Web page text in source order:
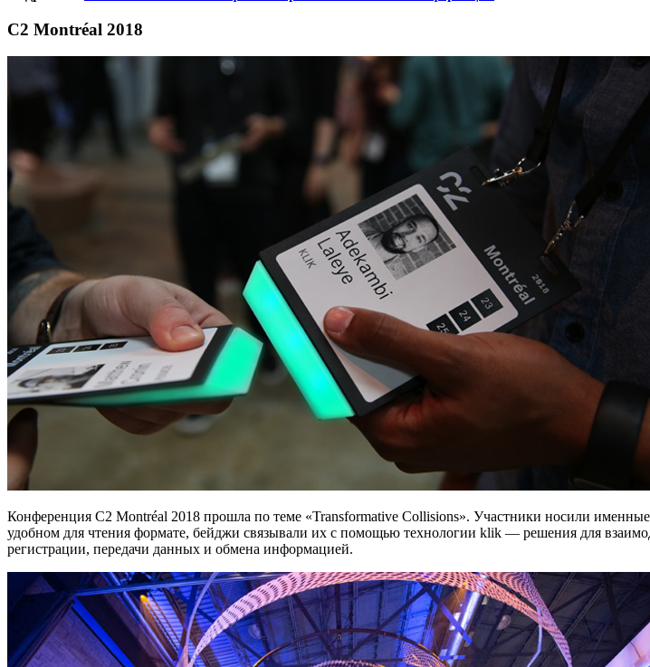
C2 Montréal 2018
Конференция C2 Montréal 2018 прошла по теме «Transformative Collisions». Участники носили
удобном для чтения формате, бейджи связывали их с помощью технологии klik — решения для
регистрации, передачи данных и обмена информацией.